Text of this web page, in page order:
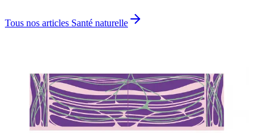
Tous nos articles Santé naturelle